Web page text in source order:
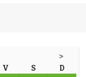
>
V S D